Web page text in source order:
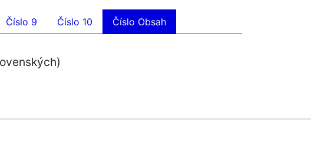
Číslo 9 Číslo 10 Číslo Obsah